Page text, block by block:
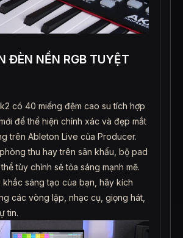
ĐÈN NỀN RGB TUYỆT
có 40 miếng đệm cao su tích hợp
để thể hiện chính xác và đẹp mắt
trên Ableton Live của Producer.
thu hay trên sân khấu, bộ pad
tùy chỉnh sẽ tỏa sáng mạnh mẽ.
sáng tạo của bạn, hãy kích
các vòng lặp, nhạc cụ, giọng hát,
tin.